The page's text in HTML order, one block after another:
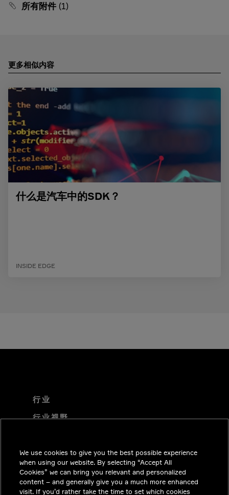
所有附件 (1)
更多相似内容
什么是汽车中的SDK？
INSIDE EDGE
行业
行业视野
职业机会
投资者关系
新闻中心
We use cookies to give you the best possible experience
when using our website. By selecting “Accept All
Cookies” we can bring you relevant and personalized
content – and generally give you a much more enhanced
visit. If you’d rather take the time to set which cookies